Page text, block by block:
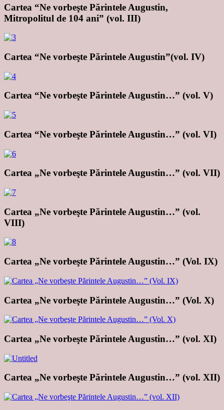
Cartea “Ne vorbeşte Părintele Augustin,
Mitropolitul de 104 ani” (vol. III)
Cartea “Ne vorbeşte Părintele Augustin”(vol. IV)
Cartea “Ne vorbeşte Părintele Augustin…” (vol. V)
Cartea “Ne vorbeşte Părintele Augustin…” (vol. VI)
Cartea „Ne vorbeşte Părintele Augustin…” (vol. VII)
Cartea „Ne vorbeşte Părintele Augustin…” (vol.
VIII)
Cartea „Ne vorbeşte Părintele Augustin…” (Vol. IX)
Cartea „Ne vorbeşte Părintele Augustin…” (Vol. X)
Cartea „Ne vorbeşte Părintele Augustin…” (vol. XI)
Cartea „Ne vorbeşte Părintele Augustin…” (vol. XII)